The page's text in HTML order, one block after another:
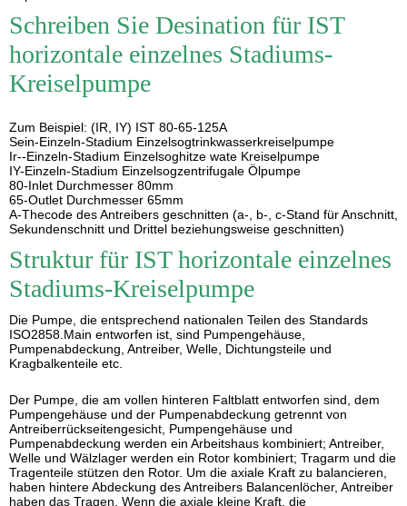
Schreiben Sie Desination für IST
horizontale einzelnes Stadiums-
Kreiselpumpe
Zum Beispiel: (IR, IY) IST 80-65-125A
Sein-Einzeln-Stadium Einzelsogtrinkwasserkreiselpumpe
Ir--Einzeln-Stadium Einzelsoghitze wate Kreiselpumpe
IY-Einzeln-Stadium Einzelsogzentrifugale Ölpumpe
80-Inlet Durchmesser 80mm
65-Outlet Durchmesser 65mm
A-Thecode des Antreibers geschnitten (a-, b-, c-Stand für Anschnitt,
Sekundenschnitt und Drittel beziehungsweise geschnitten)
Struktur für IST horizontale einzelnes
Stadiums-Kreiselpumpe
Die Pumpe, die entsprechend nationalen Teilen des Standards
ISO2858.Main entworfen ist, sind Pumpengehäuse,
Pumpenabdeckung, Antreiber, Welle, Dichtungsteile und
Kragbalkenteile etc.
Der Pumpe, die am vollen hinteren Faltblatt entworfen sind, dem
Pumpengehäuse und der Pumpenabdeckung getrennt von
Antreiberrückseitengesicht, Pumpengehäuse und
Pumpenabdeckung werden ein Arbeitshaus kombiniert; Antreiber,
Welle und Wälzlager werden ein Rotor kombiniert; Tragarm und die
Tragenteile stützen den Rotor. Um die axiale Kraft zu balancieren,
haben hintere Abdeckung des Antreibers Balancenlöcher, Antreiber
haben das Tragen. Wenn die axiale kleine Kraft, die